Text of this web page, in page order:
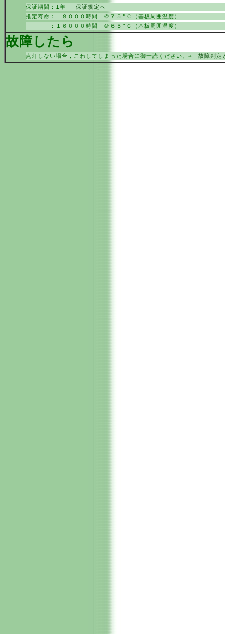
保証期間：1年
保証規定へ
推定寿命： ８０００時間 ＠７５°Ｃ（基板周囲温度）
：１６０００時間 ＠６５°Ｃ（基板周囲温度）
故障したら
点灯しない場合，こわしてしまった場合に御一読ください。→ 故障判定